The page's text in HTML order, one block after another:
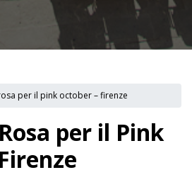
per il pink october – firenze
per il Pink